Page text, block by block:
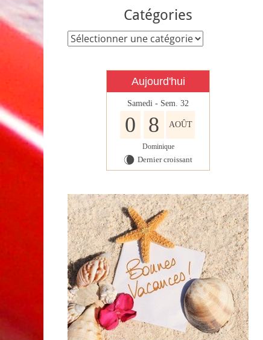
Catégories
Catégories
Aujourd'hui
Samedi - Sem. 32
0 8 AOÛT
Dominique
W Dernier croissant